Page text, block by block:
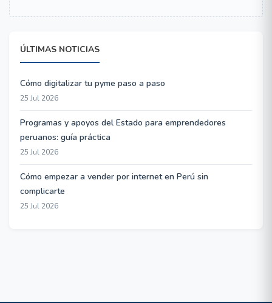
ÚLTIMAS NOTICIAS
Cómo digitalizar tu pyme paso a paso
25 Jul 2026
Programas y apoyos del Estado para emprendedores
peruanos: guía práctica
25 Jul 2026
Cómo empezar a vender por internet en Perú sin
complicarte
25 Jul 2026